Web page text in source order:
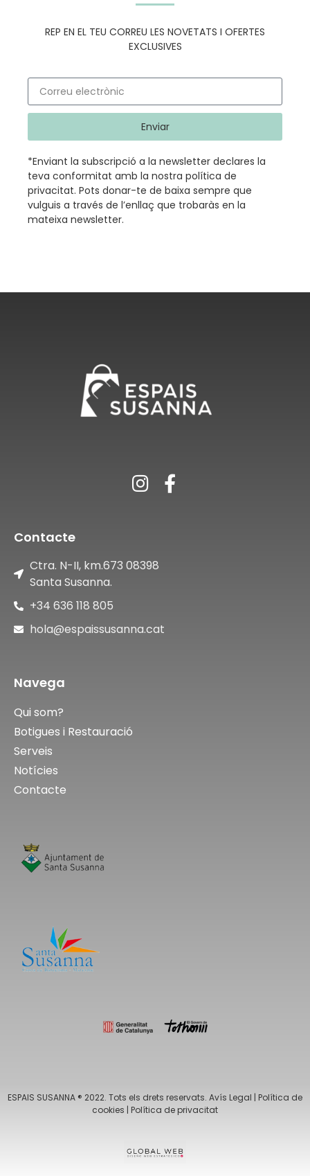
REP EN EL TEU CORREU LES NOVETATS I OFERTES
EXCLUSIVES
Enviar
*Enviant la subscripció a la newsletter declares la
teva conformitat amb la nostra política de
privacitat. Pots donar-te de baixa sempre que
vulguis a través de l’enllaç que trobaràs en la
mateixa newsletter.
Contacte
Ctra. N-II, km.673 08398
Santa Susanna.
+34 636 118 805
hola@espaissusanna.cat
Navega
Qui som?
Botigues i Restauració
Serveis
Notícies
Contacte
ESPAIS SUSANNA ® 2022. Tots els drets reservats. Avís Legal | Política de
cookies | Política de privacitat